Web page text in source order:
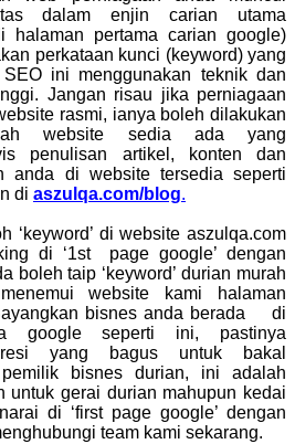
dalam enjin carian utama
halaman pertama carian google)
perkataan kunci (keyword) yang
ini menggunakan teknik dan
Jangan risau jika perniagaan
rasmi, ianya boleh dilakukan
website sedia ada yang
penulisan artikel, konten dan
anda di website tersedia seperti
di aszulqa.com/blog.
‘keyword’ di website aszulqa.com
di ‘1st page google’ dengan
boleh taip ‘keyword’ durian murah
website kami halaman
bisnes anda berada di
google seperti ini, pastinya
yang bagus untuk bakal
bisnes durian, ini adalah
untuk gerai durian mahupun kedai
di ‘first page google’ dengan
team kami sekarang.